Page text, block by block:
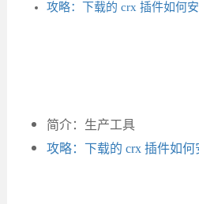
攻略：下载的 crx 插件如何安
简介：生产工具
攻略：下载的 crx 插件如何